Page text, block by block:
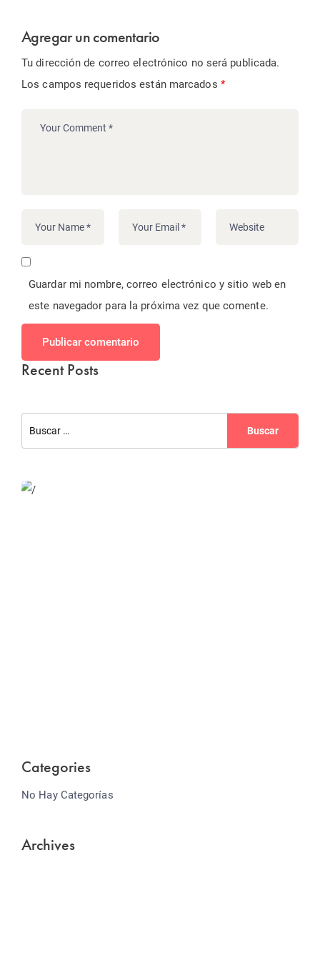
Agregar un comentario
Tu dirección de correo electrónico no será publicada.
Los campos requeridos están marcados *
Guardar mi nombre, correo electrónico y sitio web en
este navegador para la próxima vez que comente.
Publicar comentario
Recent Posts
Categories
No Hay Categorías
Archives